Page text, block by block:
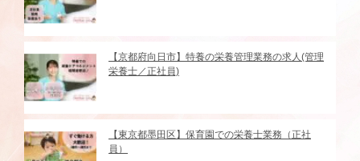
【京都府向日市】特養の栄養管理業務の求人(管理
栄養士／正社員)
【東京都墨田区】保育園での栄養士業務（正社
員）